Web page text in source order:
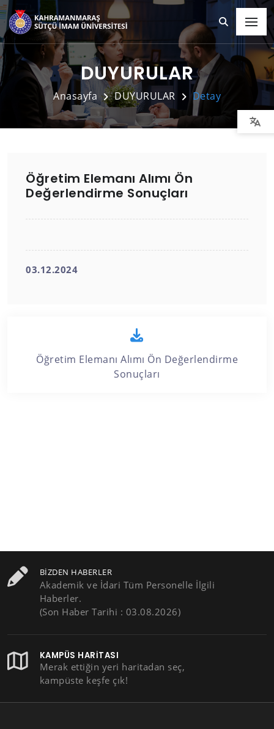
DUYURULAR
Anasayfa DUYURULAR Detay
Öğretim Elemanı Alımı Ön
Değerlendirme Sonuçları
03.12.2024
Öğretim Elemanı Alımı Ön Değerlendirme
Sonuçları
BIZDEN HABERLER
Akademik ve İdari Tüm Personelle İlgili
Haberler.
(Son Haber Tarihi : 03.08.2026)
KAMPÜS HARITASI
Merak ettiğin yeri haritadan seç,
kampüste keşfe çık!